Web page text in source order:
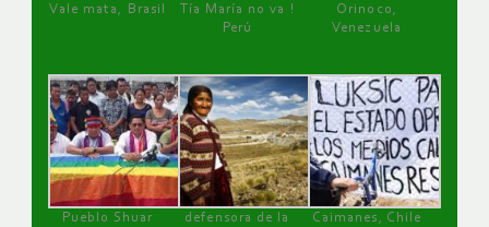
Vale mata, Brasil
Tía María no va !
Perú
Orinoco,
Venezuela
Pueblo Shuar
defensora de la
Caimanes, Chile